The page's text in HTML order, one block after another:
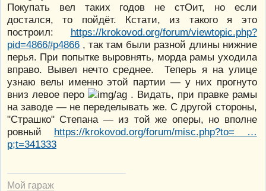
Покупать вел таких годов не стОит, но если
достался, то пойдёт. Кстати, из такого я это
построил: https://krokovod.org/forum/viewtopic.php?
pid=4866#p4866 , так там были разной длины нижние
перья. При попытке выровнять, морда рамы уходила
вправо. Вывел нечто среднее. Теперь я на улице
узнаю велы именно этой партии — у них прогнуто
вниз левое перо
. Видать, при правке рамы
на заводе — не переделывать же. С другой стороны,
"Страшко" Степана — из той же оперы, но вполне
ровный https://krokovod.org/forum/misc.php?to= …
p;t=341333
Мой гараж